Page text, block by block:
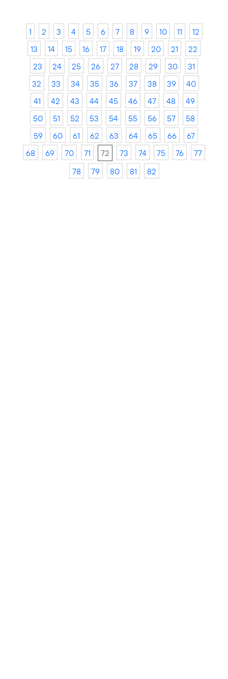
1 2 3 4 5 6 7 8 9 10 11
12
13
14 15 16 17 18 19 20 21
22
23
24 25 26 27 28 29 30
31
32
33 34 35 36 37 38 39
40
41
42 43 44 45 46 47 48
49
50
51 52 53 54 55 56 57
58
59
60 61 62 63 64 65 66
67
68
69 70 71 72 73 74 75 76
77
78
79 80 81 82